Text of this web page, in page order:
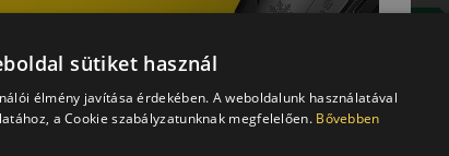
0 / 5
sütiket használ
élmény javítása érdekében. A weboldalunk használatával
a Cookie szabályzatunknak megfelelően. Bővebben